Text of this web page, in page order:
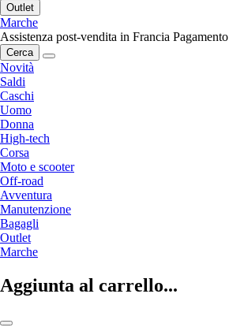
Outlet
Marche
Assistenza post-vendita in Francia
Cerca
Novità
Saldi
Caschi
Uomo
Donna
High-tech
Corsa
Moto e scooter
Off-road
Avventura
Manutenzione
Bagagli
Outlet
Marche
Aggiunta al carrello...